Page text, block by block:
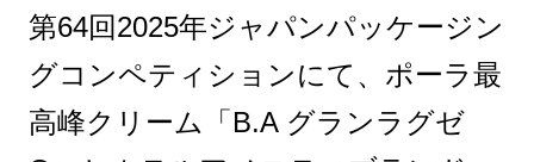
第64回2025年ジャパンパッケージン
グコンペティションにて、ポーラ最
高峰クリーム「B.A グランラグゼ